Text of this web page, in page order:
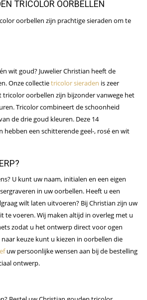
TRICOLOR OORBELLEN
oorbellen zijn prachtige sieraden om te
wit goud? Juwelier Christian heeft de
Onze collectietricolor sieraden is zeer
tricolor oorbellen zijn bijzonder vanwege het
Tricolor combineert de schoonheid
de drie goud kleuren. Deze 14
hebben een schitterende geel-, rosé en wit
U kunt uw naam, initialen en een eigen
in uw oorbellen. Heeft u een
wilt laten uitvoeren? Bij Christian zijn uw
te voeren. Wij maken altijd in overleg met u
zodat u het ontwerp direct voor ogen
keuze kunt u kiezen in oorbellen die
uw persoonlijke wensen aan bij de bestelling
ontwerp.